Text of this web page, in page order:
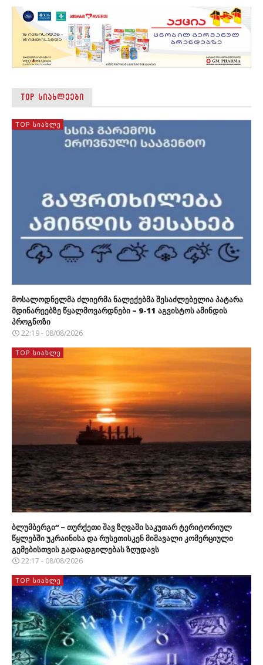
TOP ᲡᲘᲐᲮᲚᲔᲔᲑᲘ
TOP ᲡᲘᲐᲮᲚᲔ
მოსალოდნელმა ძლიერმა ნალექებმა შესაძლებელია პატარა
მდინარეებზე წყალმოვარდნები – 9-11 აგვისტოს ამინდის
პროგნოზი
22:19 - 08/08/2026
TOP ᲡᲘᲐᲮᲚᲔ
ბლუმბერგი“ – თურქეთი შავ ზღვაში საკუთარ ტერიტორიულ
წყლებში უკრაინისა და რუსეთისკენ მიმავალი კომერციული
გემებისთვის გადაადგილებას ზღუდავს
22:17 - 08/08/2026
TOP ᲡᲘᲐᲮᲚᲔ